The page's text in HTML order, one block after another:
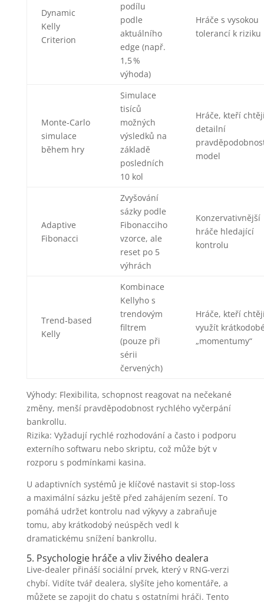
Dynamic
Kelly
Criterion
podílu
podle
aktuálního
edge (např.
1,5 %
výhoda)
Hráče s vysokou
tolerancí k riziku
Monte‑Carlo
simulace
během hry
Simulace
tisíců
možných
výsledků na
základě
posledních
10 kol
Hráče, kteří
detailní
model
Adaptive
Fibonacci
Zvyšování
sázky podle
Fibonacciho
vzorce, ale
reset po 5
výhrách
Konzervativnější
hráče hledající
kontrolu
Trend‑based
Kelly
Kombinace
Kellyho s
trendovým
filtrem
(pouze při
sérii
červených)
Hráče, kteří
využít
„momentumy“
Výhody: Flexibilita, schopnost reagovat na nečekané
změny, menší pravděpodobnost rychlého vyčerpání
bankrollu.
Rizika: Vyžadují rychlé rozhodování a často i podporu
externího softwaru nebo skriptu, což může být v
rozporu s podmínkami kasina.
U adaptivních systémů je klíčové nastavit si stop‑loss
a maximální sázku ještě před zahájením sezení. To
pomáhá udržet kontrolu nad výkyvy a zabraňuje
tomu, aby krátkodobý neúspěch vedl k
dramatickému snížení bankrollu.
5. Psychologie hráče a vliv živého dealera
Live‑dealer přináší sociální prvek, který v RNG‑verzi
chybí. Vidíte tvář dealera, slyšíte jeho komentáře, a
můžete se zapojit do chatu s ostatními hráči. Tento